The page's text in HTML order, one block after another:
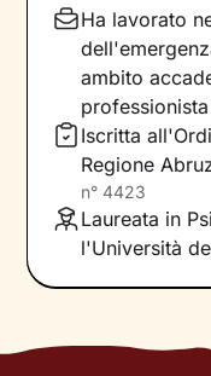
noi, con la
Sulponte che si
quello esterno si
insieme, che
della tua storia e
del tuo
sarà la
primi passi
verso un
capire i
Ha lavorato
ambito
professionista
Iscritta
Regione
n° 4423
Laureata in
l'Università